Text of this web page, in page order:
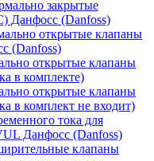
закрытые
Данфосс (Danfoss)
открытые клапаны
(Danfoss)
открытые клапаны
в комплекте)
открытые клапаны
в комплект не входит)
тока для
Данфосс (Danfoss)
клапаны